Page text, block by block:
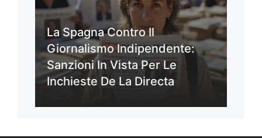
La Spagna Contro Il
Giornalismo Indipendente:
Sanzioni In Vista Per Le
Inchieste De La Directa